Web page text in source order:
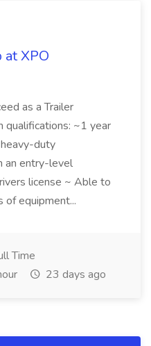
at XPO
as a Trailer
qualifications: ~1 year
duty
an entry-level
license ~ Able to
of equipment...
Time
23 days ago